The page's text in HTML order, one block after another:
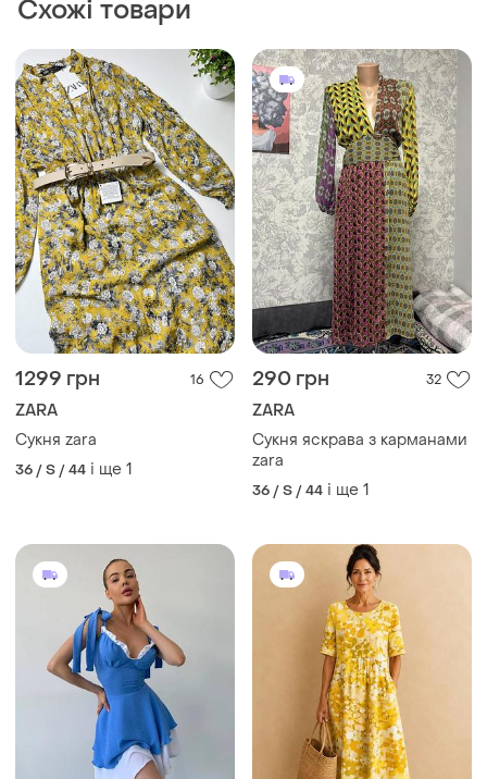
1299 грн 16
ZARA
Сукня zara
36 / S / 44 і ще 1
290 грн 32
ZARA
Сукня яскрава з карманами
zara
36 / S / 44 і ще 1
907 грн 450 грн
550 грн -19%